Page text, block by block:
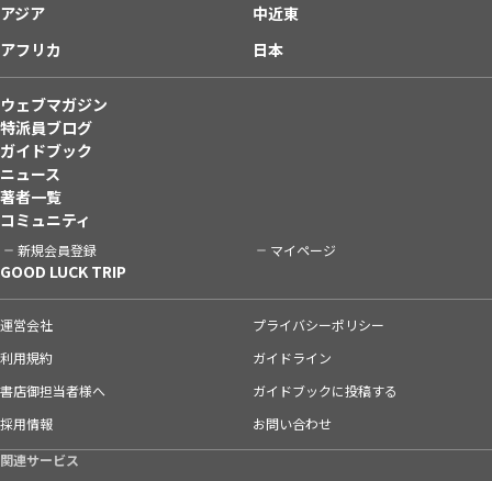
アジア
中近東
アフリカ
日本
ウェブマガジン
特派員ブログ
ガイドブック
ニュース
著者一覧
コミュニティ
新規会員登録 マイページ
GOOD LUCK TRIP
運営会社
プライバシーポリシー
利用規約
ガイドライン
書店御担当者様へ
ガイドブックに投稿する
採用情報
お問い合わせ
関連サービス